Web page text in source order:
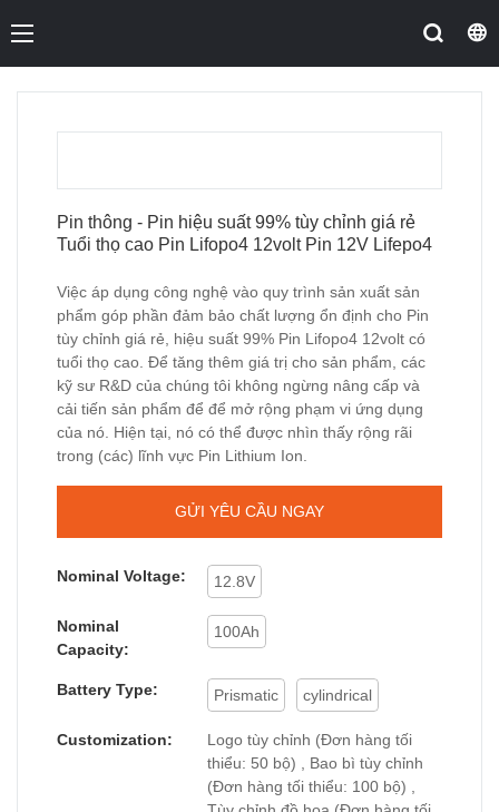
Pin thông - Pin hiệu suất 99% tùy chỉnh giá rẻ
Tuổi thọ cao Pin Lifopo4 12volt Pin 12V Lifepo4
Việc áp dụng công nghệ vào quy trình sản xuất sản
phẩm góp phần đảm bảo chất lượng ổn định cho Pin
tùy chỉnh giá rẻ, hiệu suất 99% Pin Lifopo4 12volt có
tuổi thọ cao. Để tăng thêm giá trị cho sản phẩm, các
kỹ sư R&D của chúng tôi không ngừng nâng cấp và
cải tiến sản phẩm để để mở rộng phạm vi ứng dụng
của nó. Hiện tại, nó có thể được nhìn thấy rộng rãi
trong (các) lĩnh vực Pin Lithium Ion.
GỬI YÊU CẦU NGAY
Nominal Voltage: 12.8V
Nominal
Capacity:
100Ah
Battery Type: Prismatic cylindrical
Customization:
Logo tùy chỉnh (Đơn hàng tối
thiểu: 50 bộ) , Bao bì tùy chỉnh
(Đơn hàng tối thiểu: 100 bộ) ,